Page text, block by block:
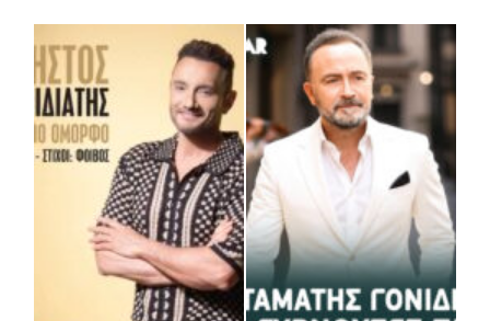
ΧΡΗΣΤΟΣ
ΜΕΝΙΔΙΑΤΗΣ
❝Ο,ΤΙ ΠΙΟ
ΟΜΟΡΦΟ❞
ΣΤΑΜΑΤΗΣ
ΓΟΝΙΔΗΣ – ΝΑ
ΓΥΡΝΟΥΣΕΣ
ΠΙΣΩ